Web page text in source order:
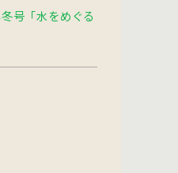
号「水をめぐる